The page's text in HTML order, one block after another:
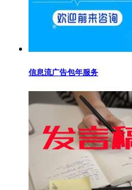
信息流广告包年服务